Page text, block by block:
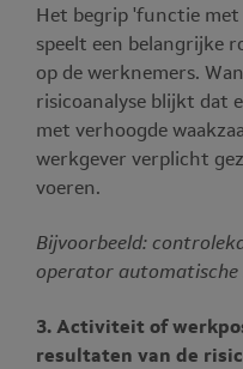
Het begrip 'functie met
speelt een belangrijke
op de werknemers.
risicoanalyse blijkt dat
met verhoogde
werkgever verplicht
voeren.
Bijvoorbeeld:
operator
3. Activiteit of
resultaten van de